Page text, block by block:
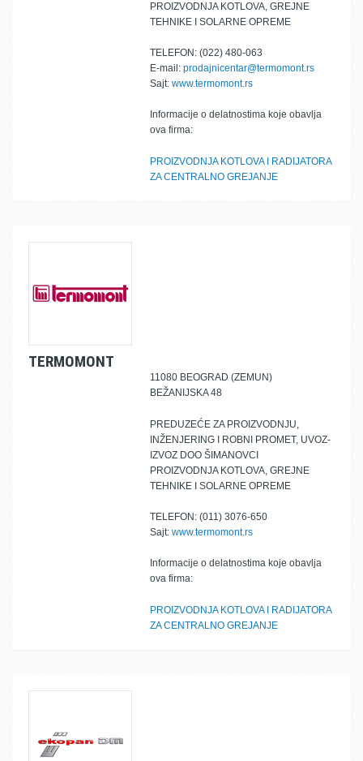
PROIZVODNJA KOTLOVA, GREJNE
TEHNIKE I SOLARNE OPREME
TELEFON: (022) 480-063
E-mail: prodajnicentar@termomont.rs
Sajt: www.termomont.rs
Informacije o delatnostima koje obavlja
ova firma:
PROIZVODNJA KOTLOVA I RADIJATORA
ZA CENTRALNO GREJANJE
TERMOMONT
11080 BEOGRAD (ZEMUN)
BEŽANIJSKA 48
PREDUZEĆE ZA PROIZVODNJU,
INŽENJERING I ROBNI PROMET, UVOZ-
IZVOZ DOO ŠIMANOVCI
PROIZVODNJA KOTLOVA, GREJNE
TEHNIKE I SOLARNE OPREME
TELEFON: (011) 3076-650
Sajt: www.termomont.rs
Informacije o delatnostima koje obavlja
ova firma:
PROIZVODNJA KOTLOVA I RADIJATORA
ZA CENTRALNO GREJANJE